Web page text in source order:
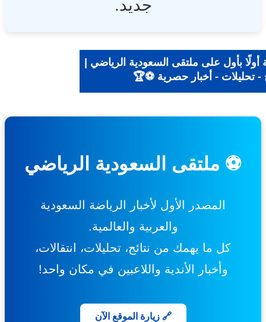
جديد.
بأول على ملتقى السعودية الرياضي |
تحليلات - أخبار حصرية ⚽🏆
⚽ ملتقى السعودية الرياضي
المصدر الأول لأخبار الرياضة السعودية
والعربية والعالمية.
كل ما يهمك من نتائج، تحليلات، انتقالات،
وأخبار الأندية واللاعبين في مكان واحد!
🔗 زيارة الموقع الآن